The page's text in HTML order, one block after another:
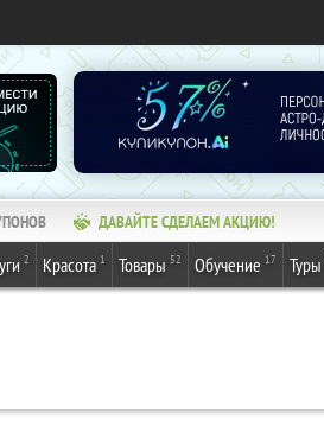
ДАВАЙТЕ СДЕЛАЕМ АКЦИЮ!
2 Красота 1 Товары 52 Обучение 17 Туры